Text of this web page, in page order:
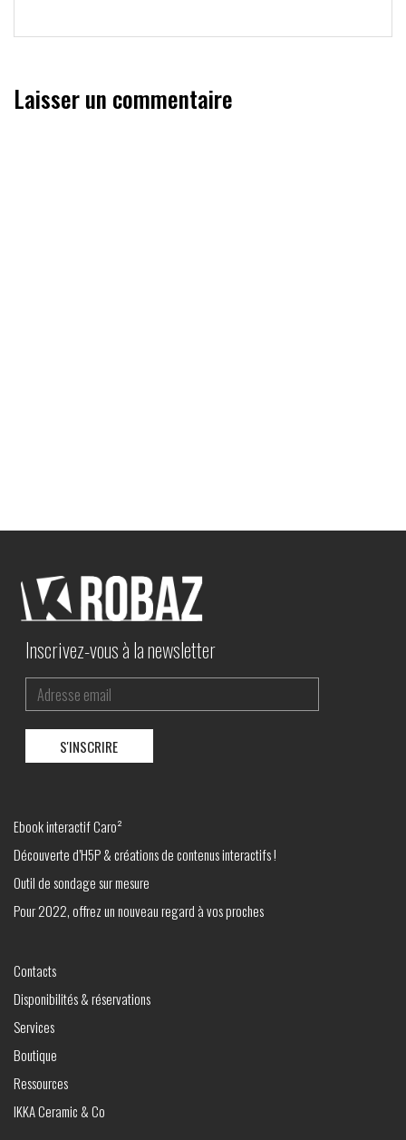
Laisser un commentaire
Inscrivez-vous à la newsletter
Ebook interactif Caro²
Découverte d’H5P & créations de contenus interactifs !
Outil de sondage sur mesure
Pour 2022, offrez un nouveau regard à vos proches
Contacts
Disponibilités & réservations
Services
Boutique
Ressources
IKKA Ceramic & Co